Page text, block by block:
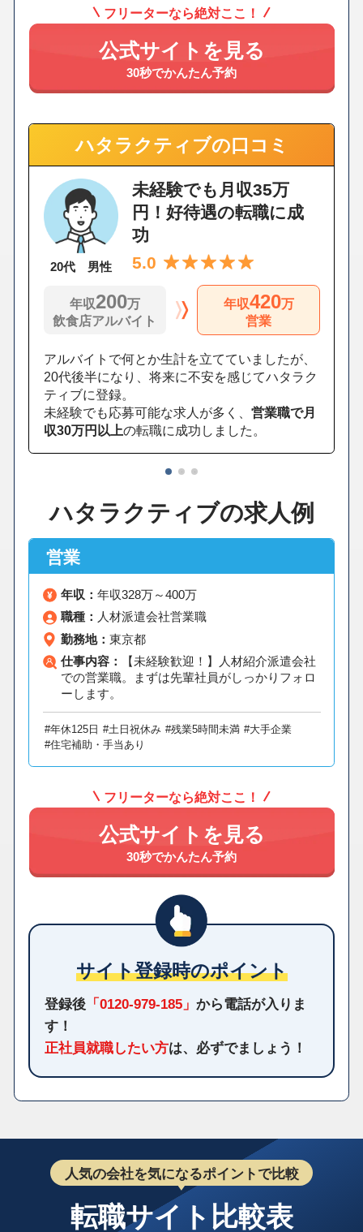
フリーターなら絶対ここ！
公式サイトを見る
30秒でかんたん予約
ハタラクティブの口コミ
20代 男性
未経験でも月収35万
円！好待遇の転職に成
功
5.0
年収200万
飲食店アルバイト
年収420万
営業
アルバイトで何とか生計を立てていましたが、
20代後半になり、将来に不安を感じてハタラク
ティブに登録。
未経験でも応募可能な求人が多く、 営業職で月
収30万円以上の転職に成功しました。
ハタラクティブの求人例
営業
年収： 年収328万～400万
職種： 人材派遣会社営業職
勤務地： 東京都
仕事内容：
【未経験歓迎！】人材紹介派遣会社
での営業職。まずは先輩社員がしっかりフォロ
ーします。
#年休125日 #土日祝休み #残業5時間未満 #大手企業
#住宅補助・手当あり
フリーターなら絶対ここ！
公式サイトを見る
30秒でかんたん予約
サイト登録時のポイント
登録後「0120-979-185」 から電話が入りま
す！
正社員就職したい方は、必ずでましょう！
人気の会社を気になるポイントで比較
転職サイト比較表